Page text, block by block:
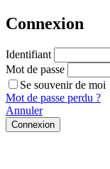
Connexion
Identifiant
Mot de passe
Se souvenir de moi
Mot de passe perdu ?
Annuler
Connexion